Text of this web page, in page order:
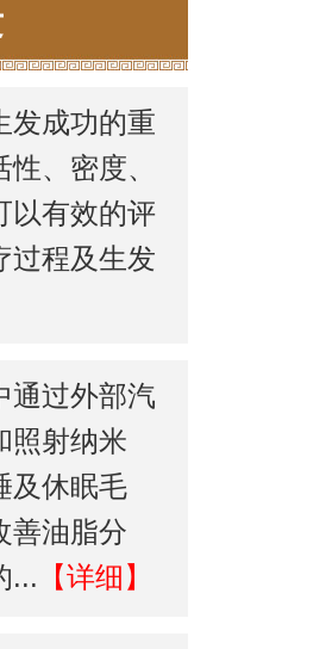
发成功的重
、密度、
以有效的评
过程及生发
通过外部汽
照射纳米
及休眠毛
善油脂分
... 【详细】